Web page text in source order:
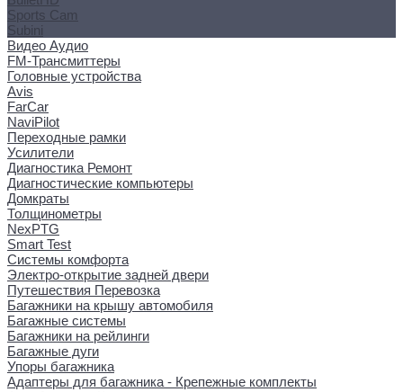
Sports Cam
Subini
Видео Аудио
FM-Трансмиттеры
Головные устройства
Avis
FarCar
NaviPilot
Переходные рамки
Усилители
Диагностика Ремонт
Диагностические компьютеры
Домкраты
Толщинометры
NexPTG
Smart Test
Системы комфорта
Электро-открытие задней двери
Путешествия Перевозка
Багажники на крышу автомобиля
Багажные системы
Багажники на рейлинги
Багажные дуги
Упоры багажника
Адаптеры для багажника - Крепежные комплекты